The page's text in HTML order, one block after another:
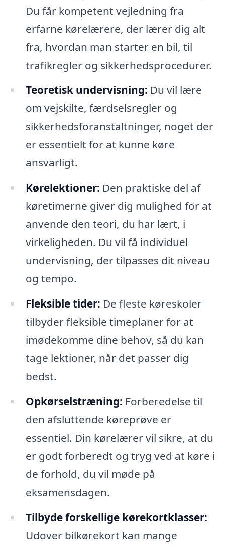
Du får kompetent vejledning fra
erfarne kørelærere, der lærer dig alt
fra, hvordan man starter en bil, til
trafikregler og sikkerhedsprocedurer.
Teoretisk undervisning: Du vil lære
om vejskilte, færdselsregler og
sikkerhedsforanstaltninger, noget der
er essentielt for at kunne køre
ansvarligt.
Kørelektioner: Den praktiske del af
køretimerne giver dig mulighed for at
anvende den teori, du har lært, i
virkeligheden. Du vil få individuel
undervisning, der tilpasses dit niveau
og tempo.
Fleksible tider: De fleste køreskoler
tilbyder fleksible timeplaner for at
imødekomme dine behov, så du kan
tage lektioner, når det passer dig
bedst.
Opkørselstræning: Forberedelse til
den afsluttende køreprøve er
essentiel. Din kørelærer vil sikre, at du
er godt forberedt og tryg ved at køre i
de forhold, du vil møde på
eksamensdagen.
Tilbyde forskellige kørekortklasser:
Udover bilkørekort kan mange